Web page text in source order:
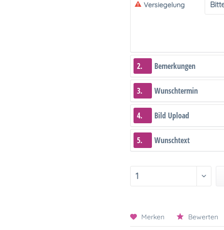
Versiegelung
2. Bemerkungen
3. Wunschtermin
4. Bild Upload
5. Wunschtext
Merken Bewerten